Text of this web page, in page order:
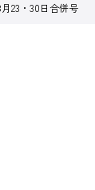
23・30日合併号